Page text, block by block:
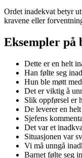
Ordet inadekvat betyr
kravene eller
Eksempler på
Dette er en helt
Han følte seg
Hun ble møtt
Det er viktig å
Slik oppførsel er
De leverer en
Sjefens
Det var et
Situasjonen var
Vi må unngå
Barnet følte seg